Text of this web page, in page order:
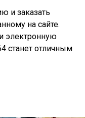
и заказать
на сайте.
электронную
станет отличным